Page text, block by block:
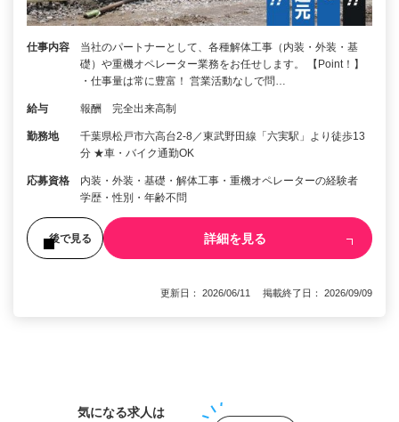
仕事内容
当社のパートナーとして、各種解体工事（内装・外装・基
礎）や重機オペレーター業務をお任せします。 【Point！】
・仕事量は常に豊富！ 営業活動なしで問…
給与 報酬 完全出来高制
勤務地
千葉県松戸市六高台2-8／東武野田線「六実駅」より徒歩13
分 ★車・バイク通勤OK
応募資格
内装・外装・基礎・解体工事・重機オペレーターの経験者
学歴・性別・年齢不問
後で見る 詳細を見る
更新日： 2026/06/11 掲載終了日： 2026/09/09
気になる求人は